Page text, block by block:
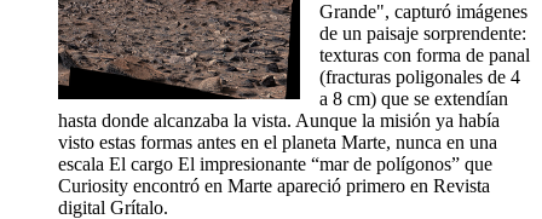
Grande", capturó imágenes
de un paisaje sorprendente:
texturas con forma de panal
(fracturas poligonales de 4
a 8 cm) que se extendían
hasta donde alcanzaba la vista. Aunque la misión ya había
visto estas formas antes en el planeta Marte, nunca en una
escala El cargo El impresionante “mar de polígonos” que
Curiosity encontró en Marte apareció primero en Revista
digital Grítalo.